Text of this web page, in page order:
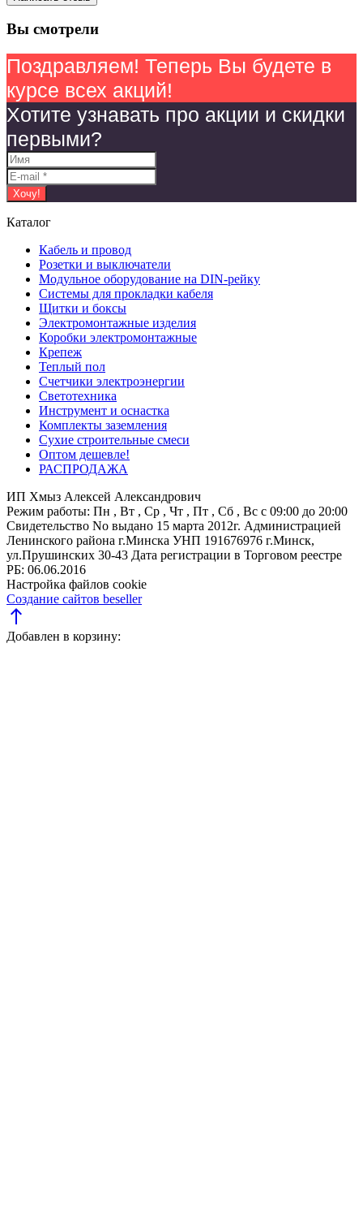
Вы смотрели
Поздравляем! Теперь Вы будете в
курсе всех акций!
Хотите узнавать про акции и скидки
первыми?
Каталог
Кабель и провод
Розетки и выключатели
Модульное оборудование на DIN-рейку
Системы для прокладки кабеля
Щитки и боксы
Электромонтажные изделия
Коробки электромонтажные
Крепеж
Теплый пол
Счетчики электроэнергии
Светотехника
Инструмент и оснастка
Комплекты заземления
Сухие строительные смеси
Оптом дешевле!
РАСПРОДАЖА
ИП Хмыз Алексей Александрович
Режим работы: Пн , Вт , Ср , Чт , Пт , Сб , Вс c 09:00 до 20:00
Свидетельство No выдано 15 марта 2012г. Администрацией
Ленинского района г.Минска УНП 191676976 г.Минск,
ул.Прушинских 30-43 Дата регистрации в Торговом реестре
РБ: 06.06.2016
Настройка файлов cookie
Создание сайтов beseller
north
Добавлен в корзину: